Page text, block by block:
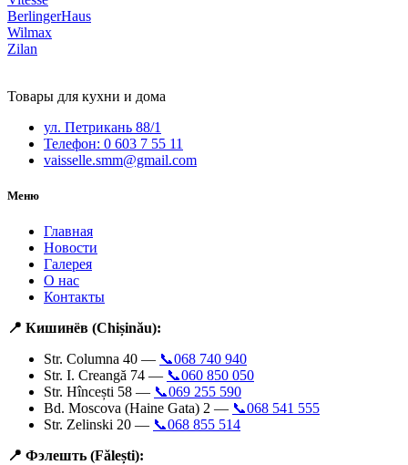
BerlingerHaus
Wilmax
Zilan
Товары для кухни и дома
ул. Петрикань 88/1
Телефон: 0 603 7 55 11
vaisselle.smm@gmail.com
Меню
Главная
Новости
Галерея
О нас
Контакты
📍 Кишинёв (Chișinău):
Str. Columna 40 — 📞068 740 940
Str. I. Creangă 74 — 📞060 850 050
Str. Hîncești 58 — 📞069 255 590
Bd. Moscova (Haine Gata) 2 — 📞068 541 555
Str. Zelinski 20 — 📞068 855 514
📍 Фэлешть (Fălești):